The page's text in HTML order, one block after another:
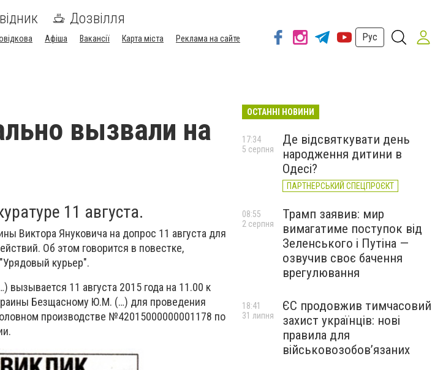
Дозвілля
Афіша Вакансії Карта міста
Реклама на сайте
Рус
вызвали на
11 августа.
Виктора Януковича на допрос 11 августа для
Об этом говорится в повестке,
курьер".
11 августа 2015 года на 11.00 к
Безщасному Ю.М. (…) для проведения
производстве №42015000000001178 по
ОСТАННІ НОВИНИ
Де відсвяткувати день
народження дитини в
Одесі?
ПАРТНЕРСЬКИЙ СПЕЦПРОЄКТ
17:34
5 серпня
Трамп заявив: мир
вимагатиме поступок від
Зеленського і Путіна —
озвучив своє бачення
врегулювання
08:55
2 серпня
ЄС продовжив тимчасовий
захист українців: нові
правила для
військовозобов’язаних
18:41
31 липня